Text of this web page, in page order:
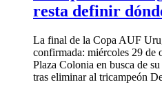
resta definir
La final de la Copa AUF
confirmada: miércoles 29 de
Plaza Colonia en busca de
tras eliminar al tricampeón